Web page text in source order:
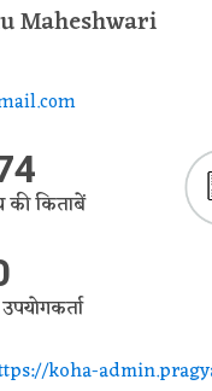
Maheshwari
किताबें
koha-